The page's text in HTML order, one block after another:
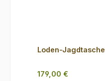
Loden-Jagdtasche
Regulärer Preis:
179,00 €